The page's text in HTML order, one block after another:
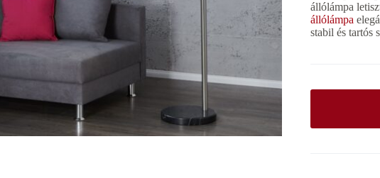
állólámpa
állólámpa
stabil és tartós